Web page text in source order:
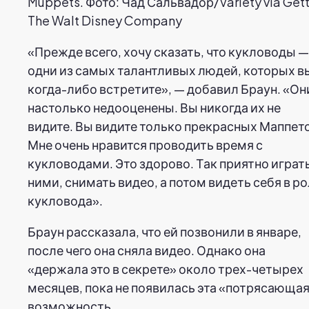
The Walt Disney Company
«Прежде всего, хочу сказать, что кукловоды —
одни из самых талантливых людей, которых
когда-либо встретите», — добавил Браун.
настолько недооценены. Вы никогда их не
видите. Вы видите только прекрасных
Мне очень нравится проводить время с
кукловодами. Это здорово. Так приятно
ними, снимать видео, а потом видеть себя в
кукловода».
Браун рассказала, что ей позвонили в январе,
после чего она сняла видео. Однако она
«держала это в секрете» около трех-четырех
месяцев, пока не появилась эта
возможность.